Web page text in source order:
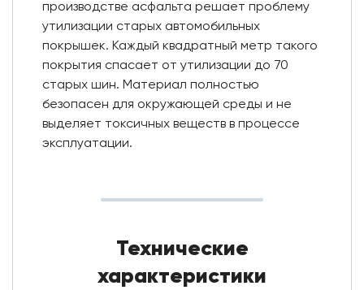
производстве асфальта решает проблему
утилизации старых автомобильных
покрышек. Каждый квадратный метр такого
покрытия спасает от утилизации до 70
старых шин. Материал полностью
безопасен для окружающей среды и не
выделяет токсичных веществ в процессе
эксплуатации.
Технические
характеристики